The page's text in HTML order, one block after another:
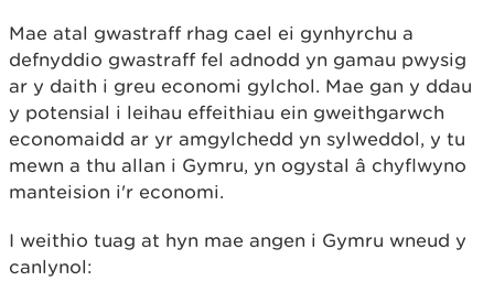
Mae atal gwastraff rhag cael ei gynhyrchu a
defnyddio gwastraff fel adnodd yn gamau pwysig
ar y daith i greu economi gylchol. Mae gan y ddau
y potensial i leihau effeithiau ein gweithgarwch
economaidd ar yr amgylchedd yn sylweddol, y tu
mewn a thu allan i Gymru, yn ogystal â chyflwyno
manteision i'r economi.
I weithio tuag at hyn mae angen i Gymru wneud y
canlynol: